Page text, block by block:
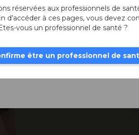
-
Rétine
Composites
réservées aux professionnels de
d’accéder à ces pages, vous devez
vous un professionnel de santé ?
être un professionnel de